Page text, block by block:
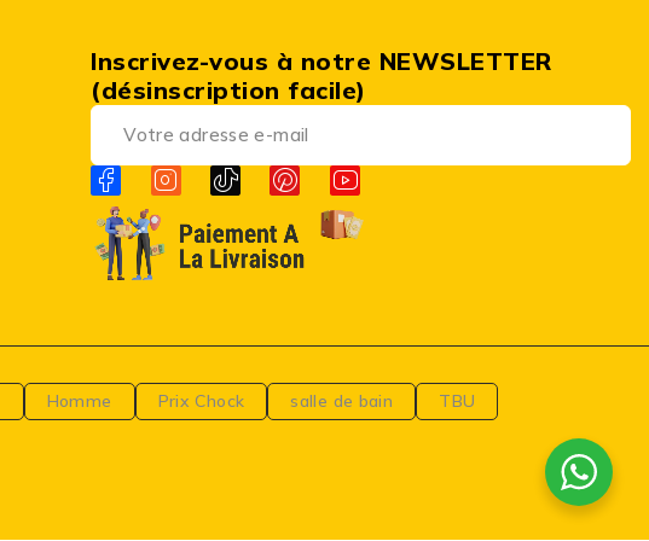
Inscrivez-vous à notre NEWSLETTER
(désinscription facile)
Homme Prix Chock salle de bain TBU